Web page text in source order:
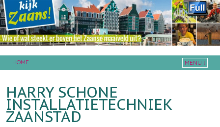
HOME
MENU ↓
HARRY SCHONE
INSTALLATIETECHNIEK
ZAANSTAD